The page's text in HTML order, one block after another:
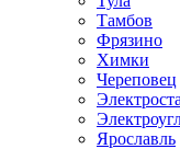
Тамбов
Фрязино
Химки
Череповец
Ярославль